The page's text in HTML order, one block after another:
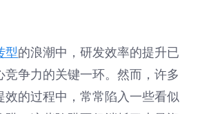
型的浪潮中，研发效率的提升已
竞争力的关键一环。然而，许多
效的过程中，常常陷入一些看似